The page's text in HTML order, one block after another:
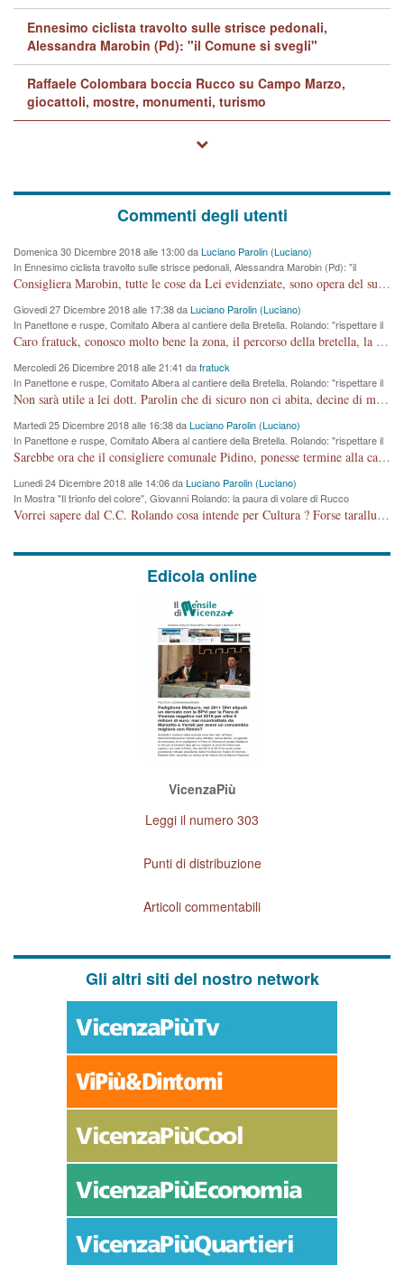
Ennesimo ciclista travolto sulle strisce pedonali,
Alessandra Marobin (Pd): "il Comune si svegli"
Raffaele Colombara boccia Rucco su Campo Marzo,
giocattoli, mostre, monumenti, turismo
Commenti degli utenti
Domenica 30 Dicembre 2018 alle 13:00 daLuciano Parolin (Luciano)
In Ennesimo ciclista travolto sulle strisce pedonali, Alessandra Marobin (Pd): "il
Comune si svegli"
Consigliera Marobin, tutte le cose da Lei evidenziate, sono opera del suo ex Assessore e compagno di Partito Antonio Marco Dalla Pozza Assessore alla "progettazione" di piste ciclabili e altre porcherie. A lui manderei il conto da saldare per incidenti e danni alle persone. E' ora che "finiamola." Avete perso rassegnatevi. qui IL SINDACO RUCCO NON C'ENTRA PER NIENTE. CAPITO!!!!!!!! Amen.
Giovedi 27 Dicembre 2018 alle 17:38 daLuciano Parolin (Luciano)
In Panettone e ruspe, Comitato Albera al cantiere della Bretella. Rolando: "rispettare il
cronoprogramma"
Caro fratuck, conosco molto bene la zona, il percorso della bretella, la situazione dei cittadini, abito in Viale Trento. A partire dal 2003 ho partecipato al Comitato di Maddalene pro bretella, e a riunioni propositive per apportare modifiche al progetto. Numerose mie foto del territorio sono arrivate a Roma, altri miei interventi (non graditi dalla Sx) sono stati pubblicati dal GdV, assieme ad altri come Ciro Asproso, ora favorevole alla bretella. Ho partecipato alla raccolta firme per la chiusura della strada x 5 giorni eseguita dal Sindaco Hullwech per sforamento 180 Micro/g. Pertanto come impegno per la tematica sono apposto con la coscienza. Ora il Progetto è partito, fine! Voglio dire che la nuova Giunta "comunale" non c'entra più. L'opera sarà "malauguratamente" eseguita, ma non con il mio placet. Il Consigliere Comunale dovrebbe capire che la campagna elettorale è finita, con buona pace di tutti. Quello che invece dovrebbe interessare è la proprietà della strada, dall'uscita autostradale Ovest, sino alla Rotatoria dell'Albara, vi sono tre possessori: Autostrade SpA; La Provincia, il Comune. Come la mettiamo per il futuro ? I costi, da 50 sono saliti a 100 milioni di € come dire 20 milioni a KM (!) da non credere. Comunque si farà. Ma nessuno canti Vittoria, anzi meglio non farne un ulteriore fatto "partitico" per questioni elettorali o di seggio. Se mi manda la sua mail, sono disponibile ad inviare i documenti e le foto sopra descritte. Con ossequi, Luciano Parolin
Mercoledi 26 Dicembre 2018 alle 21:41 dafratuck
In Panettone e ruspe, Comitato Albera al cantiere della Bretella. Rolando: "rispettare il
cronoprogramma"
Non sarà utile a lei dott. Parolin che di sicuro non ci abita, decine di migliaia di TIR, automobili e padroncini che passano quotidianamente per una strada appena rotabile, non è più possibile stendere i panni, attraversare la strada senza rischiare la morte, le case stanno crepando, i tempi sono cambiati e la bretella non passerà assolutamente per maddalene (ma cosa sta a dire?!), dia invece responsabilità a chi ha costruito tagliando la strada che doveva invece terminare a isola vicentina e non al moracchino lasciando Motta di Costabissara ancora in panne di traffico. I tempi sono cambiati dottore e se l'anagrafe della vita stagna nell'essere umano impressioni conservatrici, la società non le considera perchè va avanti, si industrializza e ha bisogno di infrastrutture e di sviluppo. Ultima considerazione, se è geloso di Rolando perchè vede in lui solo campagne politiche mentre si difendono i SOLI diritti dei cittadini, la preghiamo faccia considerazioni più appropriate. Saluti e complimenti per i suoi scritti.
Martedi 25 Dicembre 2018 alle 16:38 daLuciano Parolin (Luciano)
In Panettone e ruspe, Comitato Albera al cantiere della Bretella. Rolando: "rispettare il
cronoprogramma"
Sarebbe ora che il consigliere comunale Pidino, ponesse termine alla campagna elettorale nel territorio del suo seggio Villaggio del Sole. La tiraca è iniziata, distruggerà 6 km di prateria ovest della città, ricca di fonti e sorgenti d'acqua. I cittadini di Maddalene non avranno più Pace la notte. Molta colpa per la costruzione di questa Strada è proprio del signor Rolando,dei suoi gazebo mobili e che vuol far passare questa opera VANDALICA come progetto "utile" a chi ? Non è cosa seria sig. Rolando!
Lunedi 24 Dicembre 2018 alle 14:06 daLuciano Parolin (Luciano)
In Mostra "Il trionfo del colore", Giovanni Rolando: la paura di volare di Rucco
Vorrei sapere dal C.C. Rolando cosa intende per Cultura ? Forse tarallucci, vino e sagre, o spaghetti tricolori del PD ? Il continuo (s)parlare della mostra a Palazzo Chiericati caro consigliere DANNEGGIA FORTEMENTE l'immagine della città TUTTA e fa deviare i consensi che in RUSSIA (badi bene ex U.R.S.S.) sono ECCELLENTI. A livello artistico l'evento è di alta Valenza culturale, COMPITO di Tutta la Cittadinanza fare il possibile per propagandare l'iniziativa senza farne UN CASO PARTITICO come fa Lei da sempre. Meno Gazebo + Partecipazione! E così sia. Amen.
Edicola online
VicenzaPiù
Leggi il numero 303
Punti di distribuzione
Articoli commentabili
Gli altri siti del nostro network